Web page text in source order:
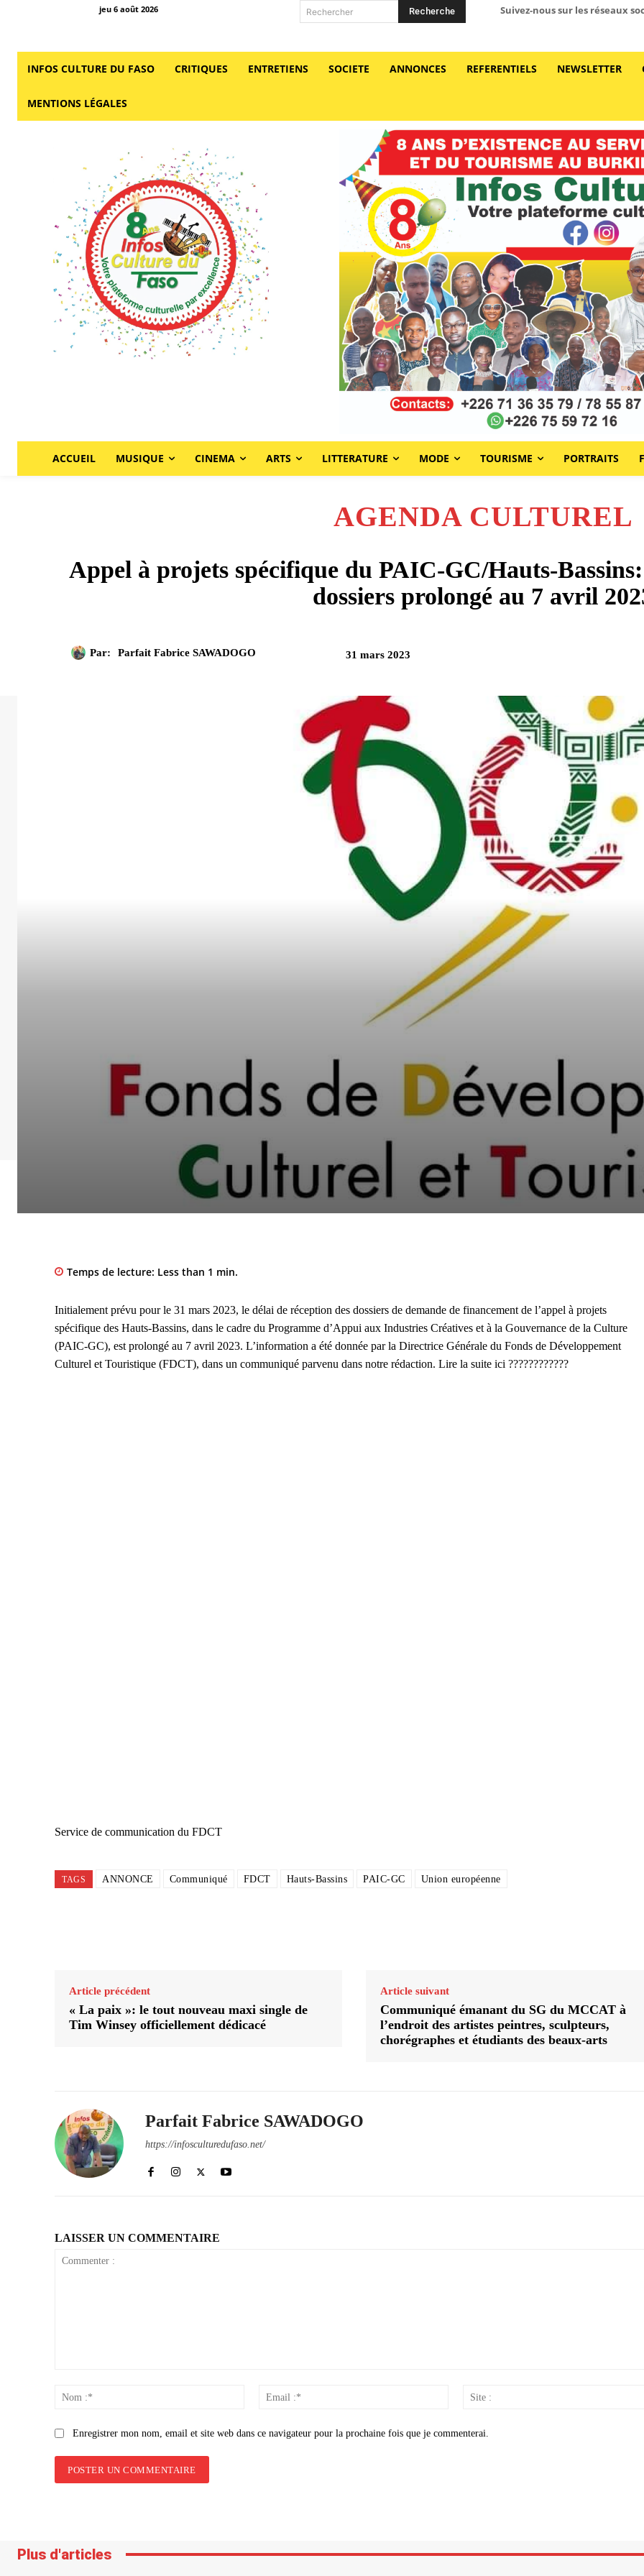
jeu 6 août 2026 Rechercher Recherche Suivez-nous sur les réseaux
INFOS CULTURE DU FASO CRITIQUES ENTRETIENS SOCIETE ANNONCES REFERENTIELS NEWSLETTER
MENTIONS LÉGALES
ACCUEIL MUSIQUE CINEMA ARTS LITTERATURE MODE TOURISME PORTRAITS
AGENDA CULTUREL
Appel à projets spécifique du PAIC-GC/Hauts-
dossiers prolongé au 7 avril
Par: Parfait Fabrice SAWADOGO 31 mars 2023
Temps de lecture: Less than 1 min.
Initialement prévu pour le 31 mars 2023, le délai de réception des dossiers de demande de financement de l’appel à projets
spécifique des Hauts-Bassins, dans le cadre du Programme d’Appui aux Industries Créatives et à la Gouvernance de la Culture
(PAIC-GC), est prolongé au 7 avril 2023. L’information a été donnée par la Directrice Générale du Fonds de Développement
Culturel et Touristique (FDCT), dans un communiqué parvenu dans notre rédaction. Lire la suite ici ????????????
Service de communication du FDCT
TAGS ANNONCE Communiqué FDCT Hauts-Bassins PAIC-GC Union européenne
Article précédent
« La paix »: le tout nouveau maxi single de
Tim Winsey officiellement dédicacé
Article suivant
Communiqué émanant du SG du MCCAT à
l’endroit des artistes peintres, sculpteurs,
chorégraphes et étudiants des beaux-arts
Parfait Fabrice SAWADOGO
https://infosculturedufaso.net/
LAISSER UN COMMENTAIRE
Nom
Email
Enregistrer mon nom, email et site web dans ce navigateur pour la prochaine fois que je commenterai.
Plus d'articles